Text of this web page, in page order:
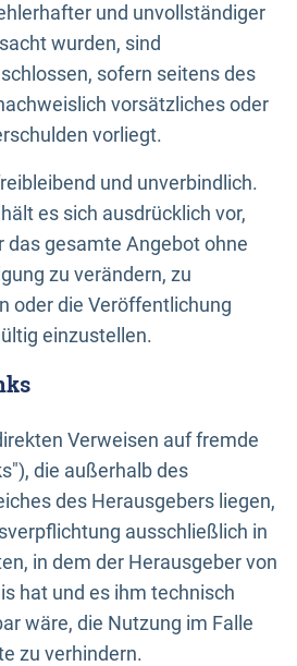
und unvollständiger
wurden, sind
sofern seitens des
vorsätzliches oder
vorliegt.
und unverbindlich.
es sich ausdrücklich vor,
das gesamte Angebot ohne
zu verändern, zu
oder die Veröffentlichung
einzustellen.
Verweisen auf fremde
die außerhalb des
des Herausgebers liegen,
ausschließlich in
in dem der Herausgeber von
hat und es ihm technisch
wäre, die Nutzung im Falle
zu verhindern.